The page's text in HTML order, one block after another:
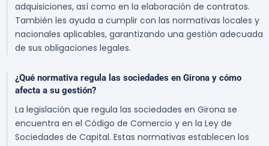
adquisiciones, así como en la elaboración de contratos.
También les ayuda a cumplir con las normativas locales y
nacionales aplicables, garantizando una gestión adecuada
de sus obligaciones legales.
¿Qué normativa regula las sociedades en Girona y cómo
afecta a su gestión?
La legislación que regula las sociedades en Girona se
encuentra en el Código de Comercio y en la Ley de
Sociedades de Capital. Estas normativas establecen los